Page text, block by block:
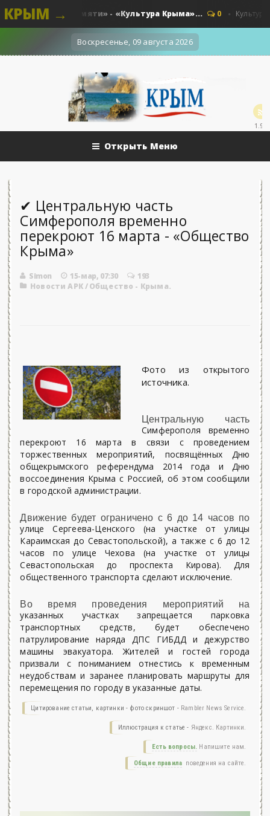
КРЫМ →
и краски памяти» - «Культура Крыма»... 0 Культура -
Воскресенье, 09 августа 2026
1.9k
Открыть Меню
✔ Центральную часть
Симферополя временно
перекроют 16 марта - «Общество
Крыма»
Simon 15-мар, 07:30
193
Новости АРК/Общество - Крыма.
Фото из открытого
источника.
Центральную часть
Симферополя временно
перекроют 16 марта в связи с проведением
торжественных мероприятий, посвящённых Дню
общекрымского референдума 2014 года и Дню
воссоединения Крыма с Россией, об этом сообщили
в городской администрации.
Движение будет ограничено с 6 до 14 часов по
улице Сергеева-Ценского (на участке от улицы
Караимская до Севастопольской), а также с 6 до 12
часов по улице Чехова (на участке от улицы
Севастопольская до проспекта Кирова). Для
общественного транспорта сделают исключение.
Во время проведения мероприятий на
указанных участках запрещается парковка
транспортных средств, будет обеспечено
патрулирование наряда ДПС ГИБДД и дежурство
машины эвакуатора. Жителей и гостей города
призвали с пониманием отнестись к временным
неудобствам и заранее планировать маршруты для
перемещения по городу в указанные даты.
Цитирование статьи, картинки - фото скриншот - Rambler News Service.
Иллюстрация к статье - Яндекс. Картинки.
Есть вопросы. Напишите нам.
Общие правила поведения на сайте.